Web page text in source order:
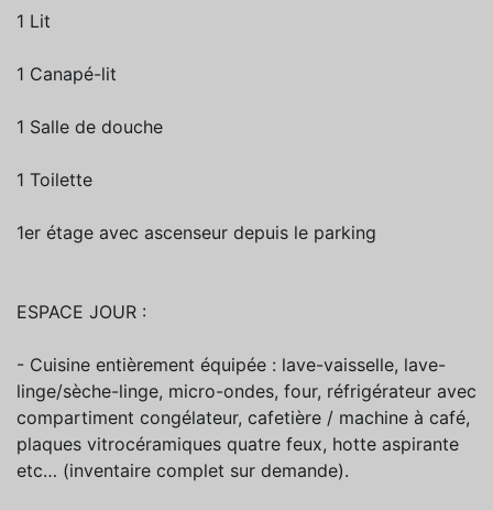
1 Lit
1 Canapé-lit
1 Salle de douche
1 Toilette
1er étage avec ascenseur depuis le parking
ESPACE JOUR :
- Cuisine entièrement équipée : lave-vaisselle, lave-
linge/sèche-linge, micro-ondes, four, réfrigérateur avec
compartiment congélateur, cafetière / machine à café,
plaques vitrocéramiques quatre feux, hotte aspirante
etc… (inventaire complet sur demande).